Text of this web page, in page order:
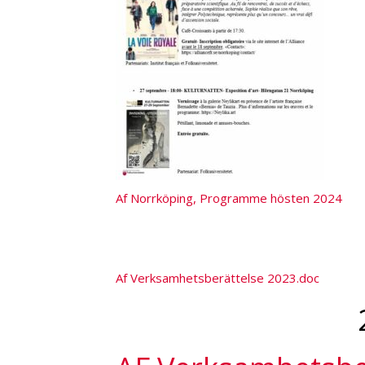
Af Norrköping, Programme hösten 2024
Af Verksamhetsberättelse 2023.doc